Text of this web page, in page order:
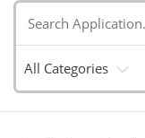
All Categories